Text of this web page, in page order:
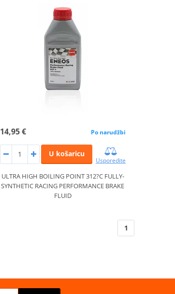
14,95 € Po narudžbi
U košaricu
Usporedite
ULTRA HIGH BOILING POINT 312?C FULLY-
SYNTHETIC RACING PERFORMANCE BRAKE
FLUID
1